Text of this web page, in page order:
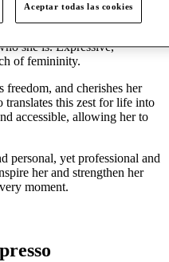
she is. Expressive,
of femininity.
freedom, and cherishes her
translates this zest for life into
accessible, allowing her to
personal, yet professional and
her and strengthen her
moment.
Aceptar todas las cookies